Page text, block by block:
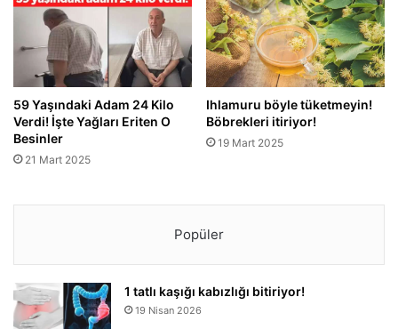
59 Yaşındaki Adam 24 Kilo
Verdi! İşte Yağları Eriten O
Besinler
21 Mart 2025
Ihlamuru böyle tüketmeyin!
Böbrekleri itiriyor!
19 Mart 2025
Popüler
1 tatlı kaşığı kabızlığı bitiriyor!
19 Nisan 2026